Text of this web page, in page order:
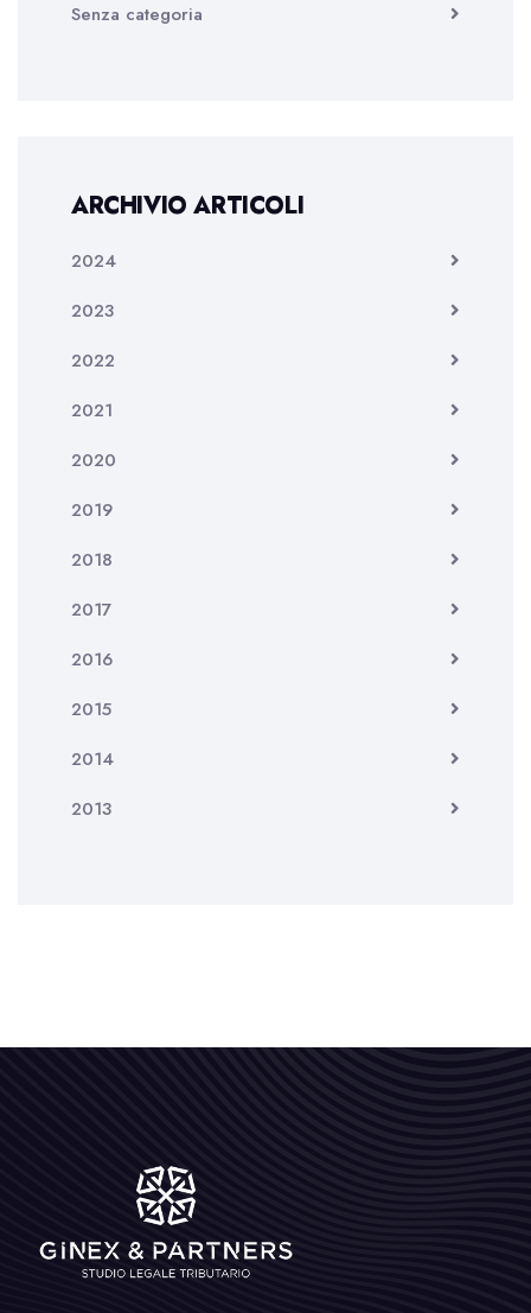
Senza categoria
ARCHIVIO ARTICOLI
2024
2023
2022
2021
2020
2019
2018
2017
2016
2015
2014
2013